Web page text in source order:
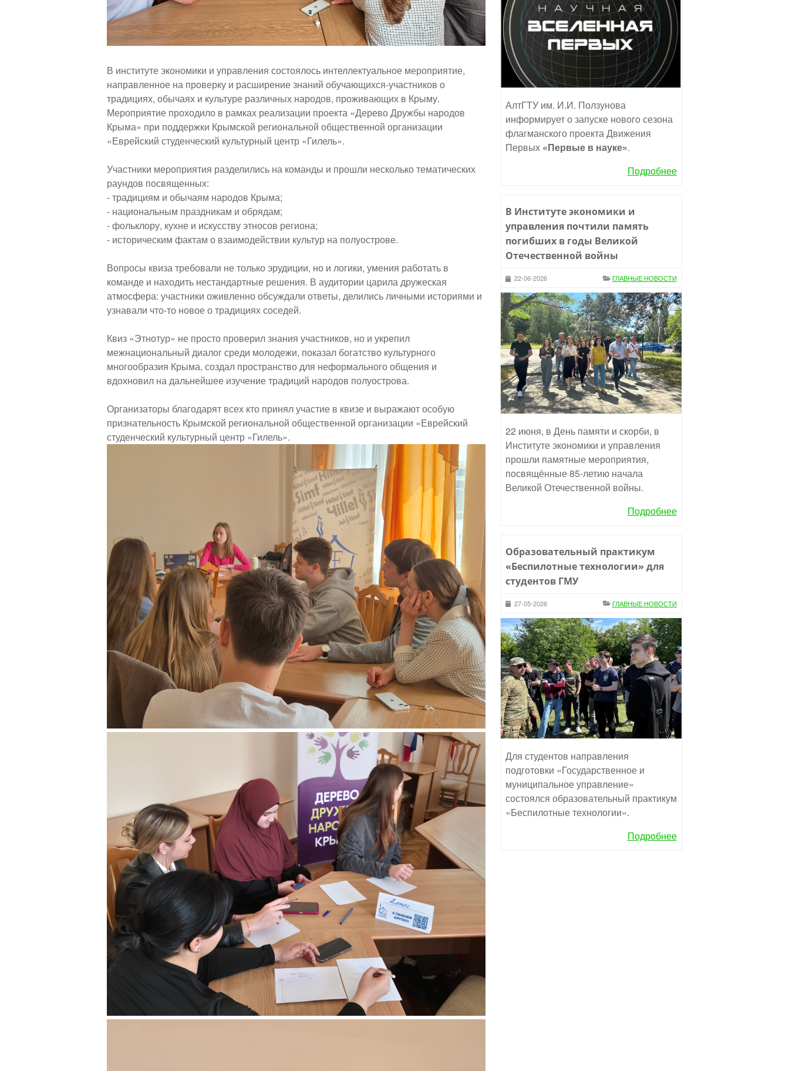
В институте экономики и управления состоялось интеллектуальное мероприятие,
направленное на проверку и расширение знаний обучающихся-участников о
традициях, обычаях и культуре различных народов, проживающих в Крыму.
Мероприятие проходило в рамках реализации проекта «Дерево Дружбы народов
Крыма» при поддержки Крымской региональной общественной организации
«Еврейский студенческий культурный центр «Гилель».
Участники мероприятия разделились на команды и прошли несколько тематических
раундов посвященных:
- традициям и обычаям народов Крыма;
- национальным праздникам и обрядам;
- фольклору, кухне и искусству этносов региона;
- историческим фактам о взаимодействии культур на полуострове.
Вопросы квиза требовали не только эрудиции, но и логики, умения работать в
команде и находить нестандартные решения. В аудитории царила дружеская
атмосфера: участники оживленно обсуждали ответы, делились личными историями и
узнавали что-то новое о традициях соседей.
Квиз «Этнотур» не просто проверил знания участников, но и укрепил
межнациональный диалог среди молодежи, показал богатство культурного
многообразия Крыма, создал пространство для неформального общения и
вдохновил на дальнейшее изучение традиций народов полуострова.
Организаторы благодарят всех кто принял участие в квизе и выражают особую
признательность Крымской региональной общественной организации «Еврейский
студенческий культурный центр «Гилель».
АлтГТУ им. И.И. Ползунова
информирует о запуске нового сезона
флагманского проекта Движения
Первых «Первые в науке».
Подробнее
В Институте экономики и
управления почтили память
погибших в годы Великой
Отечественной войны
22-06-2026 ГЛАВНЫЕ НОВОСТИ
22 июня, в День памяти и скорби, в
Институте экономики и управления
прошли памятные мероприятия,
посвящённые 85-летию начала
Великой Отечественной войны.
Подробнее
Образовательный практикум
«Беспилотные технологии» для
студентов ГМУ
27-05-2026 ГЛАВНЫЕ НОВОСТИ
Для студентов направления
подготовки «Государственное и
муниципальное управление»
состоялся образовательный практикум
«Беспилотные технологии».
Подробнее